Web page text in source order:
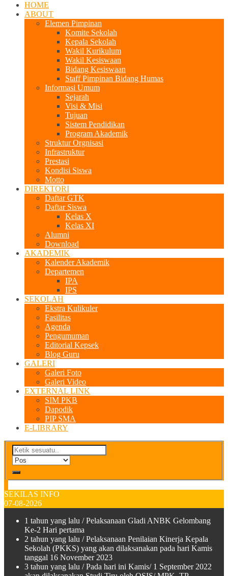
HOME
ABOUT
Elemen Pimpinan
Komite Sekolah
Kepala Sekolah
Wakil Kurikulum
Wakil Kesiswaan
Bidang Kesiswaan
Staff Pimpinan Bidang Humas
Informasi Umum
Sejarah
Visi & Misi
Tujuan
Sistem Pendidikan
Program Akademik
Struktur Orgnisasi
Infrastruktur
Prestasi
Kondisi Siswa
Motto
DIREKTORI
Daftar GTK
Daftar Siswa
Kelas X
Kelas XI
Alumni
Download
AKADEMIK
Kalender Akademik
Departemen
IPA
IPS
SEKOLAH
Ekstra Kulikuler
Fasilitas
Agenda
Pengumuman
Editorial Kepsek
Blog Guru
GALERI
Galeri Foto
Galeri Video
EXTERNAL LINK
SIM PKB
Dapodik
PIP SMA
E-LIBRARY
SEKILAS INFO
07-08-2026
1 tahun yang lalu / Pelaksanaan Gladi ANBK Gelombang
Ke-2 Hari pertama
2 tahun yang lalu / Pelaksanaan Penilaian Kinerja Kepala
Sekolah (PKKS) yang akan dilaksanakan pada hari Kamis
tanggal 16 November 2023
3 tahun yang lalu / Pada hari ini Kamis/ 1 September 2022